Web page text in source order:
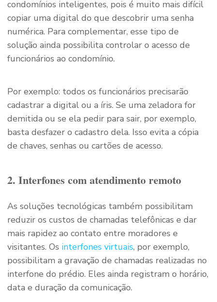
condomínios inteligentes, pois é muito mais difícil
copiar uma digital do que descobrir uma senha
numérica. Para complementar, esse tipo de
solução ainda possibilita controlar o acesso de
funcionários ao condomínio.
Por exemplo: todos os funcionários precisarão
cadastrar a digital ou a íris. Se uma zeladora for
demitida ou se ela pedir para sair, por exemplo,
basta desfazer o cadastro dela. Isso evita a cópia
de chaves, senhas ou cartões de acesso.
2. Interfones com atendimento remoto
As soluções tecnológicas também possibilitam
reduzir os custos de chamadas telefônicas e dar
mais rapidez ao contato entre moradores e
visitantes. Os interfones virtuais, por exemplo,
possibilitam a gravação de chamadas realizadas no
interfone do prédio. Eles ainda registram o horário,
data e duração da comunicação.